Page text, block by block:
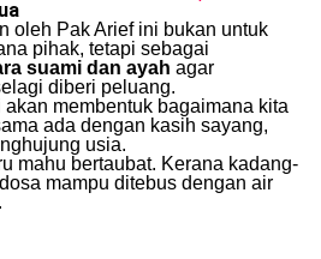
oleh Pak Arief ini bukan untuk
pihak, tetapi sebagai
suami dan ayah agar
diberi peluang.
membentuk bagaimana kita
ada dengan kasih sayang,
usia.
mahu bertaubat. Kerana kadang-
mampu ditebus dengan air